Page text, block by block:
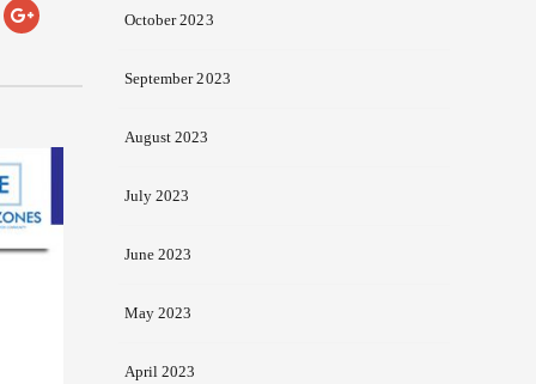
October 2023
September 2023
August 2023
July 2023
June 2023
May 2023
April 2023